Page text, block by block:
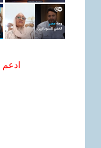
ادعم